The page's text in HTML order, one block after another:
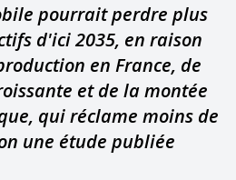
pourrait perdre plus
d'ici 2035, en raison
en France, de
et de la montée
qui réclame moins de
une étude publiée